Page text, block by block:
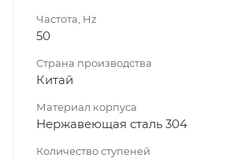
Частота, Hz
50
Страна производства
Китай
Материал корпуса
Нержавеющая сталь 304
Количество ступеней